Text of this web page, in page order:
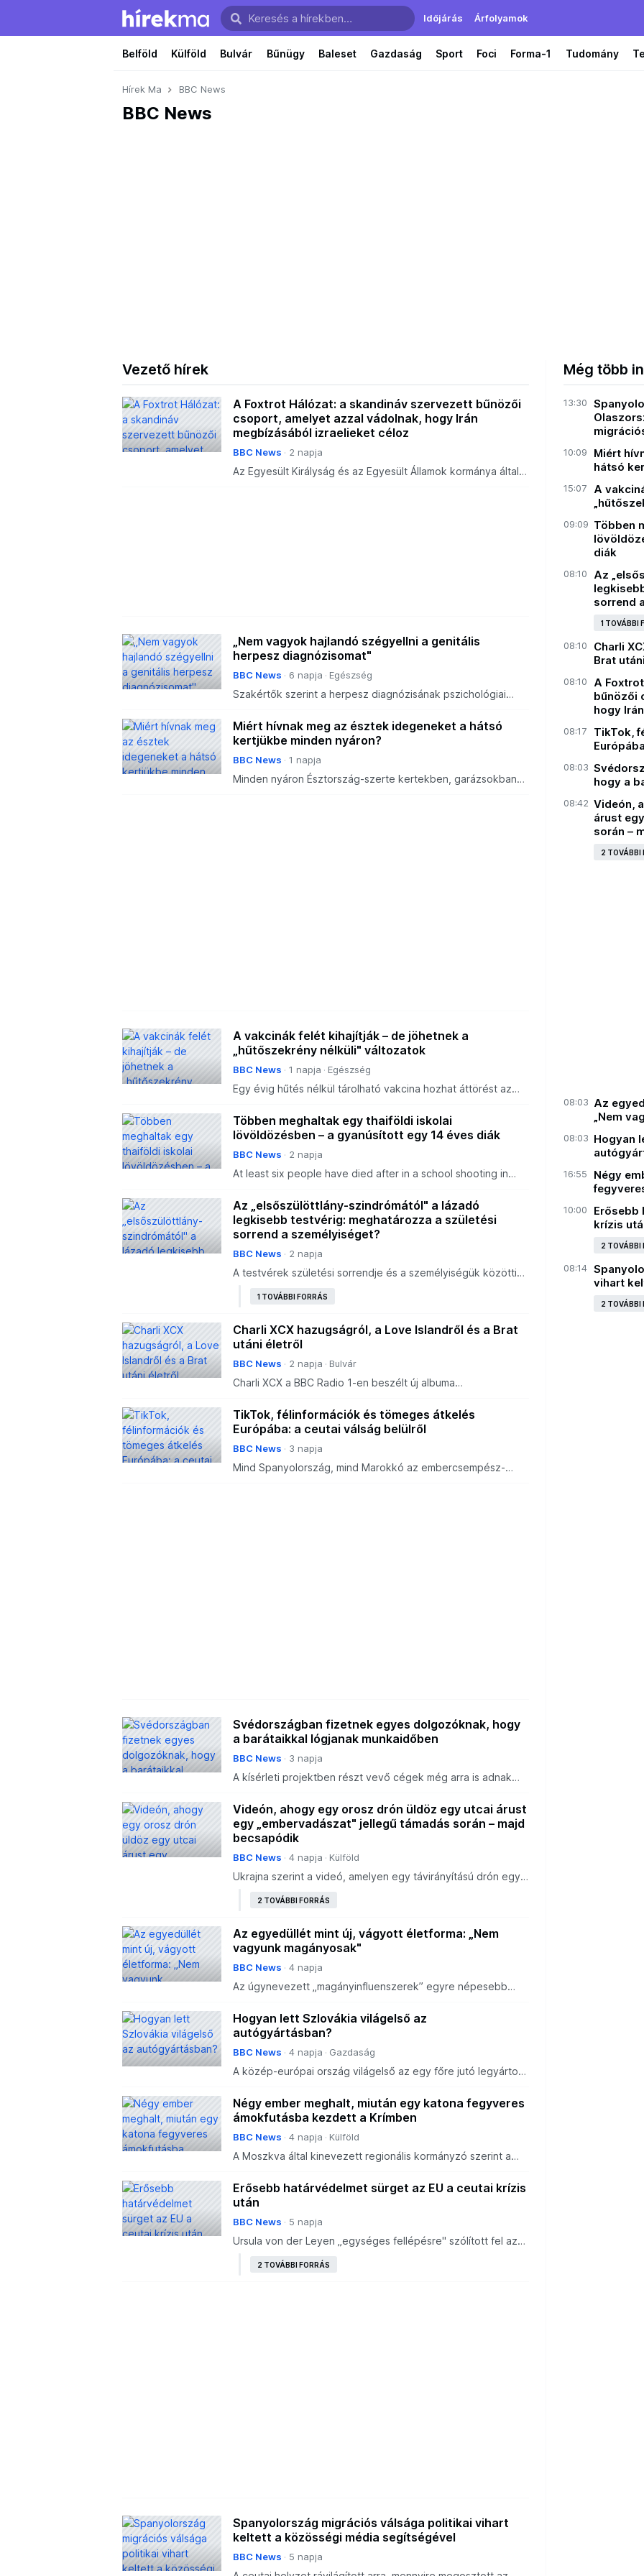
Időjárás Árfolyamok
Belföld Külföld Bulvár Bűnügy Baleset Gazdaság Sport Foci Forma-1 Tudomány
Hírek Ma BBC News
BBC News
Vezető hírek
A Foxtrot Hálózat: a skandináv szervezett bűnözői
csoport, amelyet azzal vádolnak, hogy Irán
megbízásából izraelieket céloz
BBC News 2 napja
Az Egyesült Királyság és az Egyesült Államok kormánya által
„Nem vagyok hajlandó szégyellni a genitális
herpesz diagnózisomat"
BBC News 6 napja Egészség
Szakértők szerint a herpesz diagnózisának pszichológiai
Miért hívnak meg az észtek idegeneket a hátsó
kertjükbe minden nyáron?
BBC News 1 napja
Minden nyáron Észtország-szerte kertekben, garázsokban
A vakcinák felét kihajítják – de jöhetnek a
„hűtőszekrény nélküli" változatok
BBC News 1 napja Egészség
Egy évig hűtés nélkül tárolható vakcina hozhat áttörést az
Többen meghaltak egy thaiföldi iskolai
lövöldözésben – a gyanúsított egy 14 éves diák
BBC News 2 napja
At least six people have died after in a school shooting in
dead.
Az „elsőszülöttlány-szindrómától" a lázadó
legkisebb testvérig: meghatározza a születési
sorrend a személyiséget?
BBC News 2 napja
A testvérek születési sorrendje és a személyiségük közötti
családokat és a pszichológusokat. Azonban a bizonyítékok
1 TOVÁBBI FORRÁS
Charli XCX hazugságról, a Love Islandről és a Brat
utáni életről
BBC News 2 napja Bulvár
Charli XCX a BBC Radio 1-en beszélt új albuma
TikTok, félinformációk és tömeges átkelés
Európába: a ceutai válság belülről
BBC News 3 napja
Mind Spanyolország, mind Marokkó az embercsempész-
Svédországban fizetnek egyes dolgozóknak, hogy
a barátaikkal lógjanak munkaidőben
BBC News 3 napja
A kísérleti projektben részt vevő cégek még arra is adnak
barátaikkal végzett tevékenységeik költségeit.
Videón, ahogy egy orosz drón üldöz egy utcai árust
egy „embervadászat" jellegű támadás során – majd
becsapódik
BBC News 4 napja Külföld
Ukrajna szerint a videó, amelyen egy távirányítású drón egy
2 TOVÁBBI FORRÁS
Az egyedüllét mint új, vágyott életforma: „Nem
vagyunk magányosak"
BBC News 4 napja
Az úgynevezett „magányinfluenszerek” egyre népesebb
egyedül élők életét, ami vitát váltott ki.
Hogyan lett Szlovákia világelső az
autógyártásban?
BBC News 4 napja Gazdaság
A közép-európai ország világelső az egy főre jutó legyártott
Négy ember meghalt, miután egy katona fegyveres
ámokfutásba kezdett a Krímben
BBC News 4 napja Külföld
A Moszkva által kinevezett regionális kormányzó szerint a
nyitott tüzet.
Erősebb határvédelmet sürget az EU a ceutai krízis
után
BBC News 5 napja
Ursula von der Leyen „egységes fellépésre" szólított fel az
találkozó előtt.
2 TOVÁBBI FORRÁS
Spanyolország migrációs válsága politikai vihart
keltett a közösségi média segítségével
BBC News 5 napja
Még több
13:30
10:09
Miért
hátsó
15:07
A
09:09 Többen
diák
08:10
Az
sorrend
1 TOVÁBBI
08:10
Charli
Brat
08:10
A
bűnözői
hogy
08:17
TikTok,
08:03
hogy a
08:42 Videón,
árust
során –
2 TOVÁBBI
08:03 Az
„Nem
08:03 Hogyan
16:55
Négy
10:00
Erősebb
krízis
2 TOVÁBBI
08:14
vihart
2 TOVÁBBI